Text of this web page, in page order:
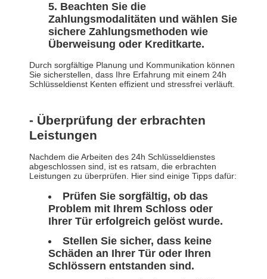
Beachten Sie die
Zahlungsmodalitäten und wählen Sie
sichere Zahlungsmethoden wie
Überweisung oder Kreditkarte.
Durch sorgfältige Planung und Kommunikation können
Sie sicherstellen, dass Ihre Erfahrung mit einem 24h
Schlüsseldienst Kenten effizient und stressfrei verläuft.
- Überprüfung der erbrachten
Leistungen
Nachdem die Arbeiten des 24h Schlüsseldienstes
abgeschlossen sind, ist es ratsam, die erbrachten
Leistungen zu überprüfen. Hier sind einige Tipps dafür:
Prüfen Sie sorgfältig, ob das
Problem mit Ihrem Schloss oder
Ihrer Tür erfolgreich gelöst wurde.
Stellen Sie sicher, dass keine
Schäden an Ihrer Tür oder Ihren
Schlössern entstanden sind.